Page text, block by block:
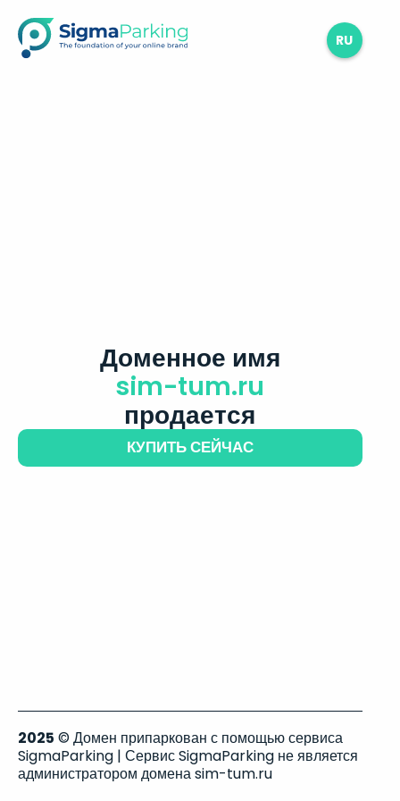
RU
Доменное имя
sim-tum.ru
продается
КУПИТЬ СЕЙЧАС
2025 © Домен припаркован с помощью сервиса
SigmaParking | Сервис SigmaParking не является
администратором домена sim-tum.ru